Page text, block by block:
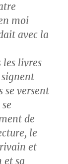
moi
avec la
les livres
signent
se versent
de
le
et
et sa